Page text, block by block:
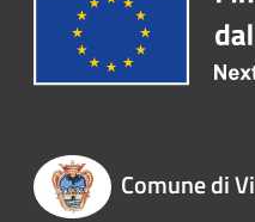
Comune di